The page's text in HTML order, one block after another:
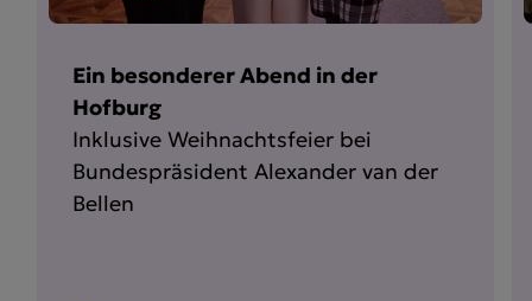
Ein besonderer Abend in der
Hofburg
Inklusive Weihnachtsfeier bei
Bundespräsident Alexander van der
Bellen